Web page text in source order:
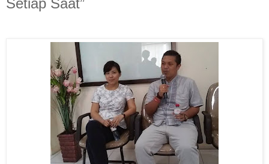
Setiap Saat”